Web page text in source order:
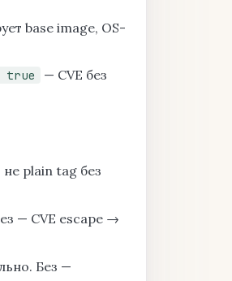
base image, OS-
true
— CVE без
не plain tag без
— CVE escape →
Без —